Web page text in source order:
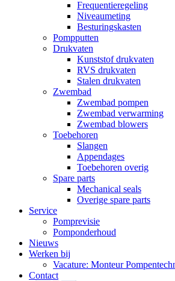
Frequentieregeling
Niveaumeting
Besturingskasten
Pompputten
Drukvaten
Kunststof drukvaten
RVS drukvaten
Stalen drukvaten
Zwembad
Zwembad pompen
Zwembad verwarming
Zwembad blowers
Toebehoren
Slangen
Appendages
Toebehoren overig
Spare parts
Mechanical seals
Overige spare parts
Service
Pomprevisie
Pomponderhoud
Nieuws
Werken bij
Vacature: Monteur
Contact